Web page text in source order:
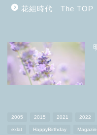
花組時代 The TOP
2005 2015 2021 2022
exlat HappyBirthday